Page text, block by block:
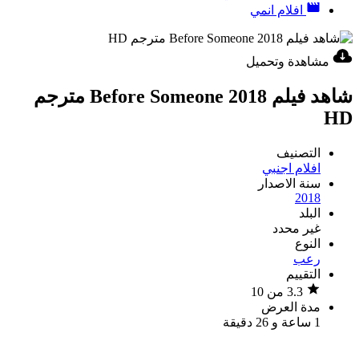
افلام انمي
مشاهدة وتحميل
شاهد فيلم Before Someone 2018 مترجم
HD
التصنيف
افلام اجنبي
سنة الاصدار
2018
البلد
غير محدد
النوع
رعب
التقييم
مدة العرض
1 ساعة و 26 دقيقة